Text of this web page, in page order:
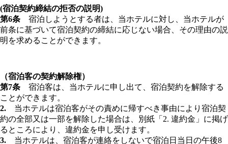
(宿泊契約締結の拒否の説明)
第6条 宿泊しようとする者は、当ホテルに対し、当ホテルが
前条に基づいて宿泊契約の締結に応じない場合、その理由の説
明を求めることができます。
（宿泊客の契約解除権）
第7条 宿泊客は、当ホテルに申し出て、宿泊契約を解除する
ことができます。
2. 当ホテルは宿泊客がその責めに帰すべき事由により宿泊契
約の全部又は一部を解除した場合は、別紙「2. 違約金」に掲げ
るところにより、違約金を申し受けます。
3. 当ホテルは、宿泊客が連絡をしないで宿泊日当日の午後8